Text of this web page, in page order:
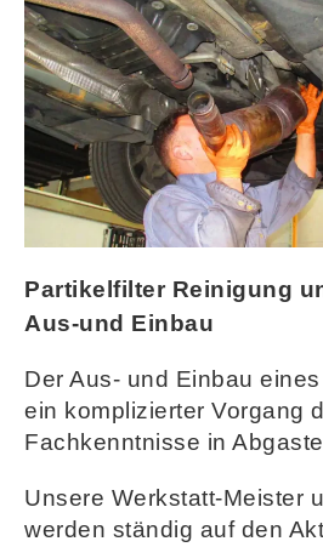
Partikelfilter Reinigung
Aus-und Einbau
Der Aus- und Einbau
ein komplizierter Vorgang
Fachkenntnisse in
Unsere Werkstatt-Meister
werden ständig auf den